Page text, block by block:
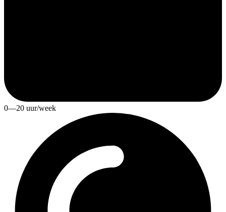
0—20 uur/week